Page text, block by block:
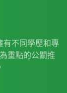
有不同學歷和專
重點的公關推